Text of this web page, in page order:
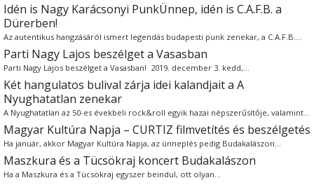
Idén is Nagy Karácsonyi PunkÜnnep, idén is C.A.F.B. a
Dürerben!
Az autentikus hangzásáról ismert legendás budapesti punk zenekar, a C.A.F.B.…
Parti Nagy Lajos beszélget a Vasasban
Parti Nagy Lajos beszélget a Vasasban! 2019. december 3. kedd,…
Két hangulatos bulival zárja idei kalandjait a A
Nyughatatlan zenekar
A Nyughatatlan az 50-es évekbeli rock&roll egyik hazai népszerűsítője, valamint…
Magyar Kultúra Napja – CURTIZ filmvetítés és beszélgetés
Ha január, akkor Magyar Kultúra Napja, az ünneplés pedig Budakalászon…
Maszkura és a Tücsökraj koncert Budakalászon
Ha a Maszkura és a Tücsökraj egyszer beindul, ott olyan…